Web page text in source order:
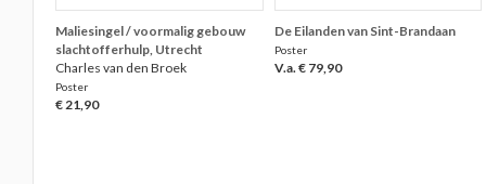
Maliesingel / voormalig gebouw
slachtofferhulp, Utrecht
Charles van den Broek
Poster
€ 21,90
De Eilanden van Sint-Brandaan
Poster
V.a. € 79,90